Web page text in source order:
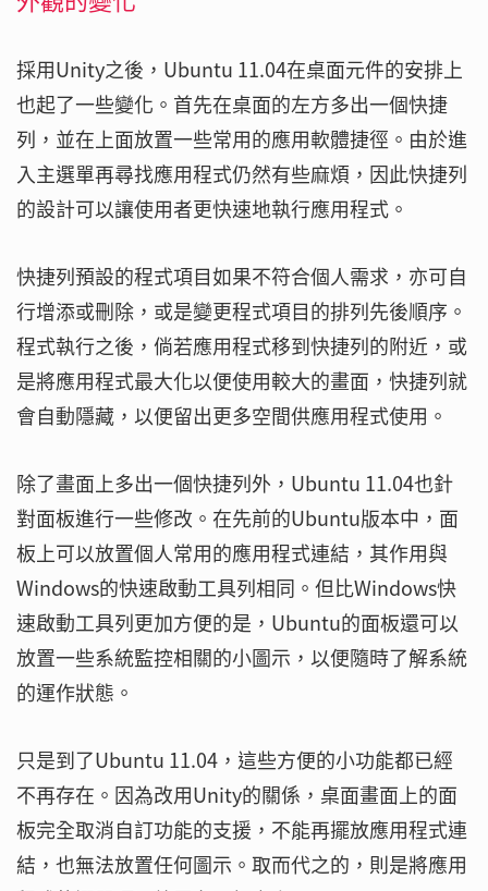
採用Unity之後，Ubuntu 11.04在桌面元件的安排上
也起了一些變化。首先在桌面的左方多出一個快捷
列，並在上面放置一些常用的應用軟體捷徑。由於進
入主選單再尋找應用程式仍然有些麻煩，因此快捷列
的設計可以讓使用者更快速地執行應用程式。
快捷列預設的程式項目如果不符合個人需求，亦可自
行增添或刪除，或是變更程式項目的排列先後順序。
程式執行之後，倘若應用程式移到快捷列的附近，或
是將應用程式最大化以便使用較大的畫面，快捷列就
會自動隱藏，以便留出更多空間供應用程式使用。
除了畫面上多出一個快捷列外，Ubuntu 11.04也針
對面板進行一些修改。在先前的Ubuntu版本中，面
板上可以放置個人常用的應用程式連結，其作用與
Windows的快速啟動工具列相同。但比Windows快
速啟動工具列更加方便的是，Ubuntu的面板還可以
放置一些系統監控相關的小圖示，以便隨時了解系統
的運作狀態。
只是到了Ubuntu 11.04，這些方便的小功能都已經
不再存在。因為改用Unity的關係，桌面畫面上的面
板完全取消自訂功能的支援，不能再擺放應用程式連
結，也無法放置任何圖示。取而代之的，則是將應用